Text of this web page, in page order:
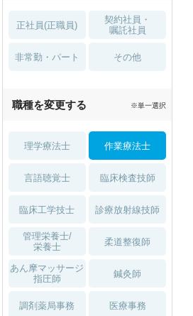
土日祝休 無資格 OK
積極採用中 WEB面接OK
正社員(正職員)
契約社員・
嘱託社員
非常勤・パート その他
職種を変更する ※単一選択
理学療法士 作業療法士
言語聴覚士 臨床検査技師
臨床工学技士 診療放射線技師
管理栄養士/
栄養士
柔道整復師
あん摩マッサージ
指圧師
鍼灸師
調剤薬局事務 医療事務